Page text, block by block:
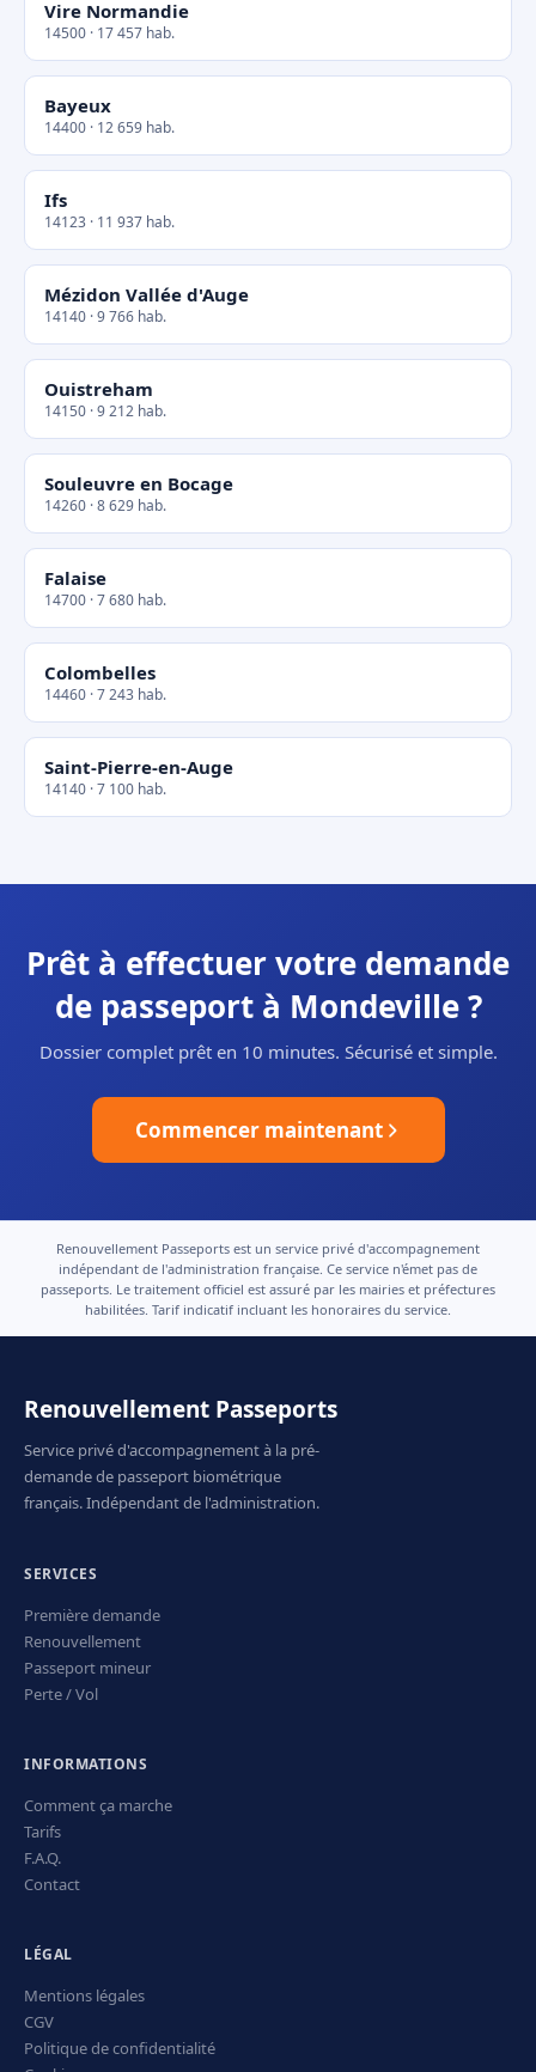
Vire Normandie
14500 · 17 457 hab.
Bayeux
14400 · 12 659 hab.
Ifs
14123 · 11 937 hab.
Mézidon Vallée d'Auge
14140 · 9 766 hab.
Ouistreham
14150 · 9 212 hab.
Souleuvre en Bocage
14260 · 8 629 hab.
Falaise
14700 · 7 680 hab.
Colombelles
14460 · 7 243 hab.
Saint-Pierre-en-Auge
14140 · 7 100 hab.
Prêt à effectuer votre demande
de passeport à Mondeville ?
Dossier complet prêt en 10 minutes. Sécurisé et simple.
Commencer maintenant
Renouvellement Passeports est un service privé d'accompagnement
indépendant de l'administration française. Ce service n'émet pas de
passeports. Le traitement officiel est assuré par les mairies et préfectures
habilitées. Tarif indicatif incluant les honoraires du service.
Renouvellement Passeports
Service privé d'accompagnement à la pré-
demande de passeport biométrique
français. Indépendant de l'administration.
SERVICES
Première demande
Renouvellement
Passeport mineur
Perte / Vol
INFORMATIONS
Comment ça marche
Tarifs
F.A.Q.
Contact
LÉGAL
Mentions légales
CGV
Politique de confidentialité